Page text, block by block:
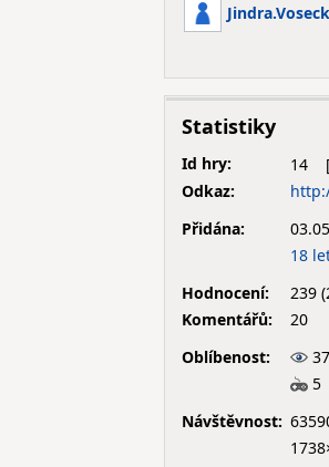
Statistiky
Id hry:
14
Odkaz:
Přidána:
18
Hodnocení:
239
Komentářů:
20
Oblíbenost:
37
5
Návštěvnost: